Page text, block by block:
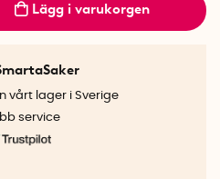
Lägg i varukorgen
vårt lager i Sverige
service